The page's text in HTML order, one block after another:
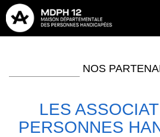
Aller
au
NOS
LES
PERSONNES